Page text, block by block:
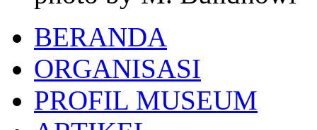
BERANDA
ORGANISASI
PROFIL MUSEUM